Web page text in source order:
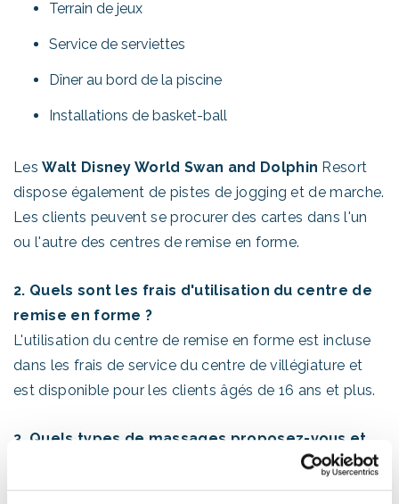
Terrain de jeux
Service de serviettes
Dîner au bord de la piscine
Installations de basket-ball
LesWalt Disney World Swan and Dolphin Resort
dispose également de pistes de jogging et de marche.
Les clients peuvent se procurer des cartes dans l'un
ou l'autre des centres de remise en forme.
2. Quels sont les frais d'utilisation du centre de
remise en forme ?
L'utilisation du centre de remise en forme est incluse
dans les frais de service du centre de villégiature et
est disponible pour les clients âgés de 16 ans et plus.
3. Quels types de massages proposez-vous et
comment puis-je prendre rendez-vous pour un
massage ?